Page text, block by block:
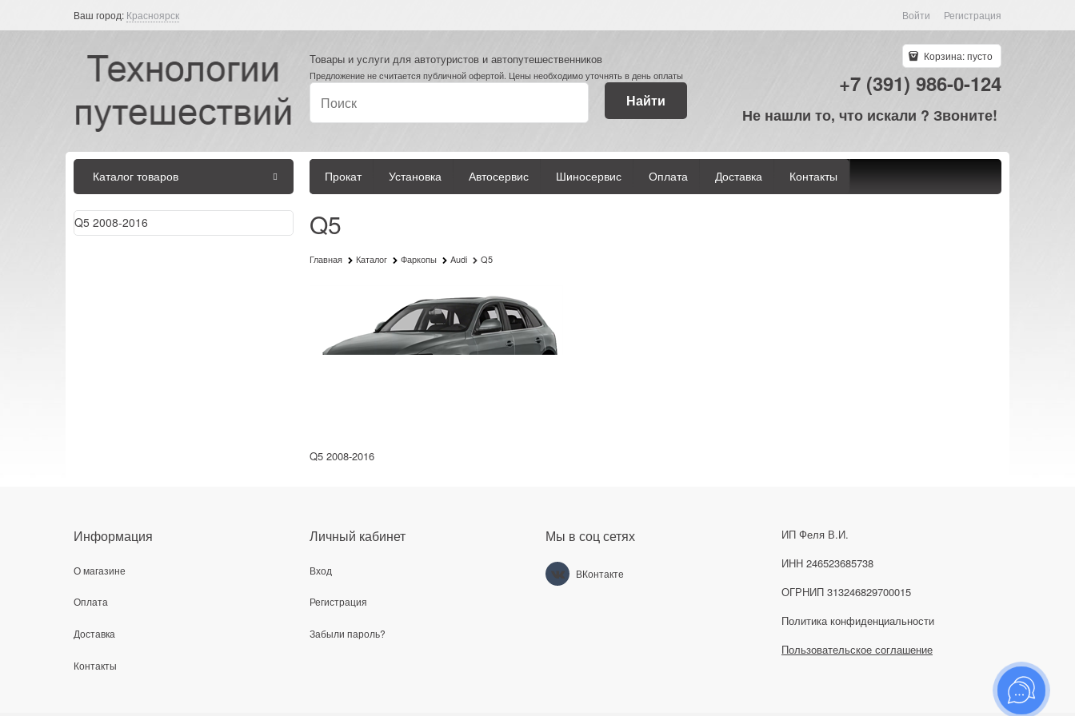
Ваш город: Красноярск Войти Регистрация
Товары и услуги для автотуристов и автопутешественников
Предложение не считается публичной офертой. Цены необходимо уточнять в день оплаты
Найти
Корзина:пусто
+7 (391) 986-0-124
Не нашли то, что искали ? Звоните!
Каталог товаров Прокат Установка Автосервис Шиносервис Оплата Доставка Контакты
Q5 2008-2016 Q5
Главная Каталог Фаркопы Audi Q5
Q5 2008-2016
Информация
О магазине
Оплата
Доставка
Контакты
Личный кабинет
Вход
Регистрация
Забыли пароль?
Мы в соц сетях
ВКонтакте
ИП Феля В.И.
ИНН 246523685738
ОГРНИП 313246829700015
Политика конфиденциальности
Пользовательское соглашение